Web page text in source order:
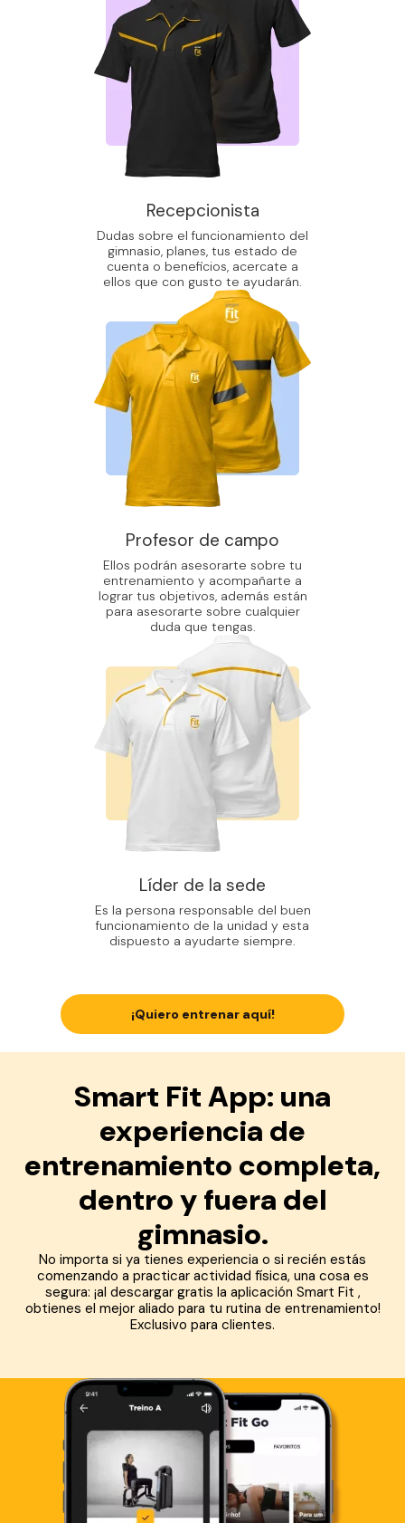
Recepcionista
Dudas sobre el funcionamiento del
gimnasio, planes, tus estado de
cuenta o beneficios, acercate a
ellos que con gusto te ayudarán.
Profesor de campo
Ellos podrán asesorarte sobre tu
entrenamiento y acompañarte a
lograr tus objetivos, además están
para asesorarte sobre cualquier
duda que tengas.
Líder de la sede
Es la persona responsable del buen
funcionamiento de la unidad y esta
dispuesto a ayudarte siempre.
¡Quiero entrenar aquí!
Smart Fit App: una
experiencia de
entrenamiento completa,
dentro y fuera del
gimnasio.
No importa si ya tienes experiencia o si recién estás
comenzando a practicar actividad física, una cosa es
segura: ¡al descargar gratis la aplicación Smart Fit ,
obtienes el mejor aliado para tu rutina de entrenamiento!
Exclusivo para clientes.